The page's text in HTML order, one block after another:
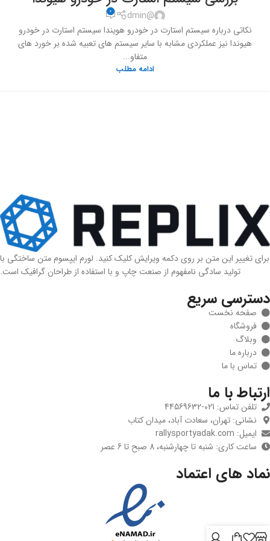
@dmin
0
نکاتی درباره سیستم استارت در خودرو هویندا سیستم استارت در خودرو
هیوندا نیز عملکردی مشابه با سایر سیستم های تعبیه شده بر خورد های
متفاو...
ادامه مطلب
برای تغییر این متن بر روی دکمه ویرایش کلیک کنید. لورم ایپسوم متن ساختگی با
تولید سادگی نامفهوم از صنعت چاپ و با استفاده از طراحان گرافیک است.
دسترسی سریع
صفحه نخست
فروشگاه
وبلاگ
درباره ما
تماس با ما
ارتباط با ما
تلفن تماس: 021-44569632
نشانی: تهران، سعادت آباد، میدان کتاب
ایمیل: rallysportyadak.com
ساعت کاری: شنبه تا چهارشنبه، 8 صبح تا 6 عصر
نماد های اعتماد